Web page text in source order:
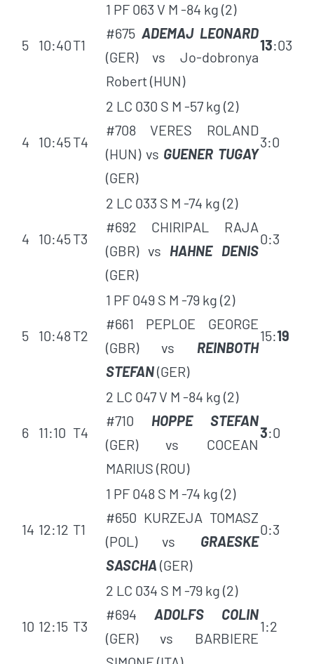
5 10:40T1
1 PF 063 V M -84 kg (2)
#675 ADEMAJ LEONARD
(GER) vs Jo-dobronya
Robert (HUN)
13:03
4 10:45T4
2 LC 030 S M -57 kg (2)
#708 VERES ROLAND
(HUN) vs GUENER TUGAY
(GER)
3:0
4 10:45T3
2 LC 033 S M -74 kg (2)
#692 CHIRIPAL RAJA
(GBR) vs HAHNE DENIS
(GER)
0:3
5 10:48T2
1 PF 049 S M -79 kg (2)
#661 PEPLOE GEORGE
(GBR) vs REINBOTH
STEFAN(GER)
15:19
6 11:10 T4
2 LC 047 V M -84 kg (2)
#710 HOPPE STEFAN
(GER) vs COCEAN
MARIUS (ROU)
3:0
14 12:12 T1
1 PF 048 S M -74 kg (2)
#650 KURZEJA TOMASZ
(POL) vs GRAESKE
SASCHA (GER)
0:3
10 12:15 T3
2 LC 034 S M -79 kg (2)
#694 ADOLFS COLIN
(GER) vs BARBIERE
1:2